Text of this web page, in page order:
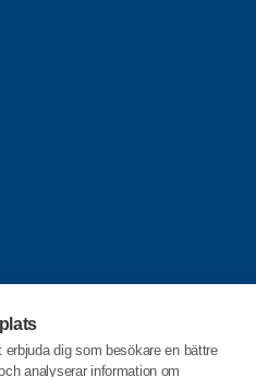
dig som besökare en bättre
analyserar information om